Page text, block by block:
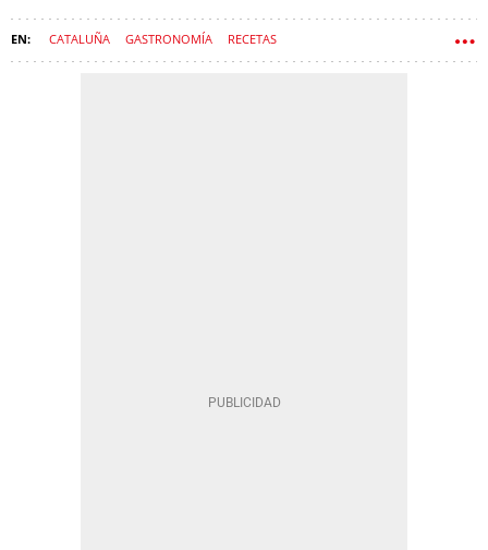
CATALUÑA GASTRONOMÍA RECETAS